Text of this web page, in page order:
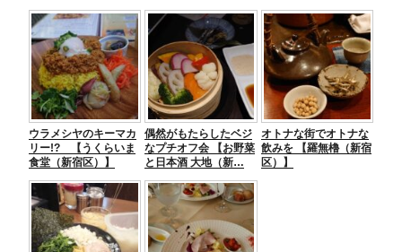
ウラメシヤのキーマカ
リー!? 【うくらいま
食堂（新宿区）】
偶然がもたらしたベジ
なプチオフ会 【お野菜
と日本酒 大地（新…
オトナな街でオトナな
飲みを 【羅無櫓（新宿
区）】